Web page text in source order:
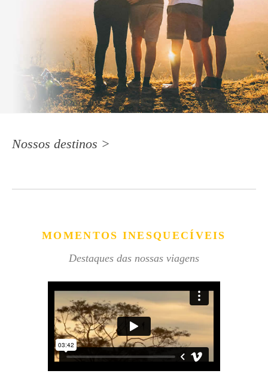
Nossos destinos >
MOMENTOS INESQUECÍVEIS
Destaques das nossas viagens